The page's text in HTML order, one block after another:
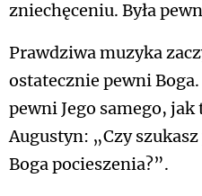
zniechęceniu. Była
Prawdziwa muzyka
ostatecznie pewni Boga.
pewni Jego samego, jak
Augustyn: „Czy
Boga pocieszenia?”.